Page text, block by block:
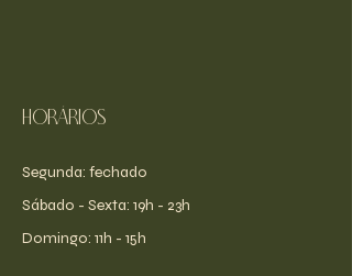
Horários
Segunda: fechado
​​Sábado - Sexta: 19h - 23h
​Domingo: 11h - 15h